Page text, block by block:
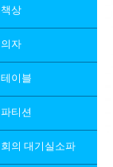
책상
의자
테이블
파티션
회의 대기실소파